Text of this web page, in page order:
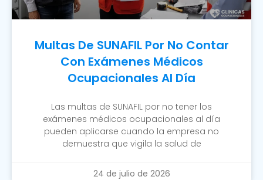
Multas De SUNAFIL Por No Contar
Con Exámenes Médicos
Ocupacionales Al Día
Las multas de SUNAFIL por no tener los
exámenes médicos ocupacionales al día
pueden aplicarse cuando la empresa no
demuestra que vigila la salud de
24 de julio de 2026